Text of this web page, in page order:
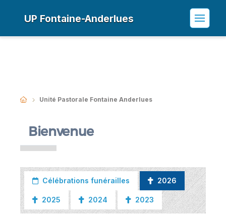
UP Fontaine-Anderlues
Unité Pastorale Fontaine Anderlues
Bienvenue
Célébrations funérailles 2026
2025 2024 2023